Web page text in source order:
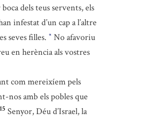
dels teus servents, els
infestat d’un cap a l’altre
seves filles. * No afavoriu
en herència als vostres
com mereixíem pels
nos amb els pobles que
15 Senyor, Déu d’Israel, la